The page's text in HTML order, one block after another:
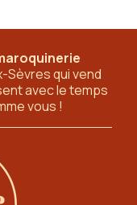
Sèvresqui vend
avec le temps
vous !